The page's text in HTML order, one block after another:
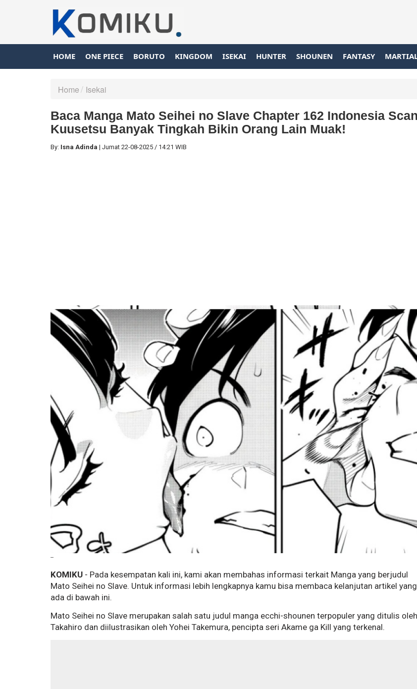
HOME ONE PIECE BORUTO KINGDOM ISEKAI HUNTER SHOUNEN FANTASY
Home Isekai
Baca Manga Mato Seihei no Slave Chapter 162 Indonesia
Kuusetsu Banyak Tingkah Bikin Orang Lain Muak!
By: Isna Adinda | Jumat 22-08-2025 / 14:21 WIB
--
KOMIKU - Pada kesempatan kali ini, kami akan membahas informasi terkait Manga yang berjudul
Mato Seihei no Slave. Untuk informasi lebih lengkapnya kamu bisa membaca kelanjutan artikel yang
ada di bawah ini.
Mato Seihei no Slave merupakan salah satu judul manga ecchi-shounen terpopuler yang ditulis oleh
Takahiro dan diilustrasikan oleh Yohei Takemura, pencipta seri Akame ga Kill yang terkenal.